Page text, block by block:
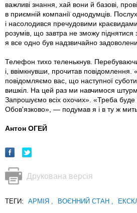
важливі знання, хай вони й базові,
в приємній компанії однодумців.
і насолодився пречудовими
розумів, що завтра не зможу піднятися
я все одно був надзвичайно
Телефон тихо теленькнув.
і, ввімкнувши, прочитав повідомлення.
повідомляємо вас, що наступної
вишкіл. На цей раз ми навчимося
Запрошуємо всіх охочих». «Треба буде
Обов'язково», — подумав я і в ту ж мить
Антон ОГЕЙ
Друкована версія
ТЕГИ: АРМІЯ , ВОЄННИЙ СТАН ,